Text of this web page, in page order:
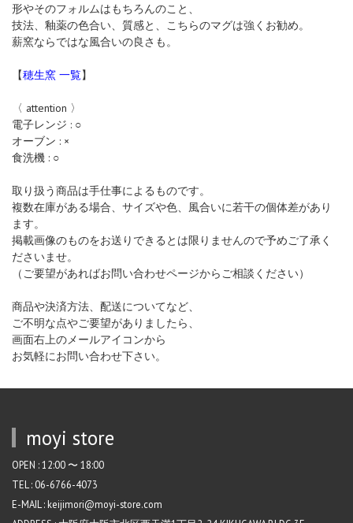
形やそのフォルムはもちろんのこと、
技法、釉薬の色合い、質感と、こちらのマグは強くお勧め。
薪窯ならではな風合いの良さも。
【穂生窯 一覧】
〈 attention 〉
電子レンジ : ○
オーブン : ×
食洗機 : ○
取り扱う商品は手仕事によるものです。
複数在庫がある場合、サイズや色、風合いに若干の個体差があり
ます。
掲載画像のものをお送りできるとは限りませんので予めご了承く
ださいませ。
（ご要望があればお問い合わせページからご相談ください）
商品や決済方法、配送についてなど、
ご不明な点やご要望がありましたら、
画面右上のメールアイコンから
お気軽にお問い合わせ下さい。
moyi store
OPEN : 12:00 〜 18:00
TEL : 06-6766-4073
E-MAIL : keijimori@moyi-store.com